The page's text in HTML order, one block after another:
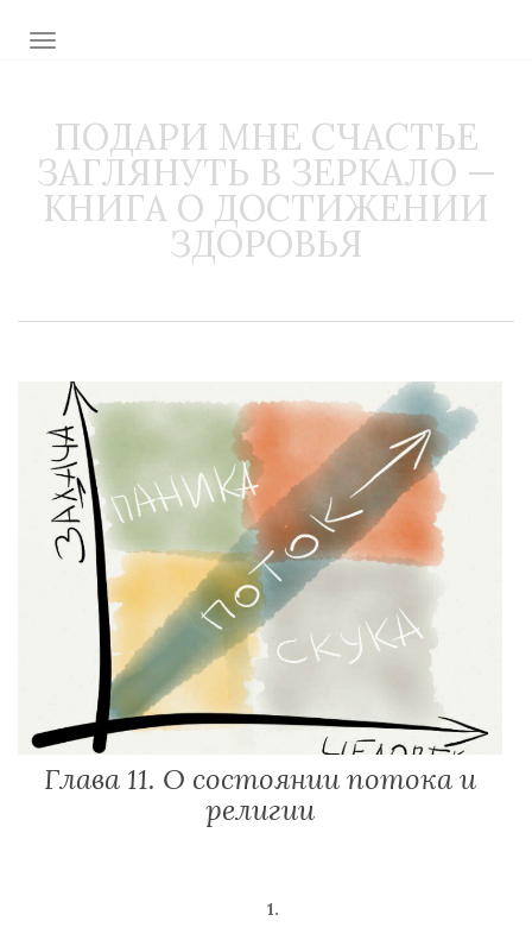
TOGGLE NAVIGATION
ПОДАРИ МНЕ СЧАСТЬЕ
ЗАГЛЯНУТЬ В ЗЕРКАЛО —
КНИГА О ДОСТИЖЕНИИ
ЗДОРОВЬЯ
Глава 11. О состоянии потока и
религии
1.